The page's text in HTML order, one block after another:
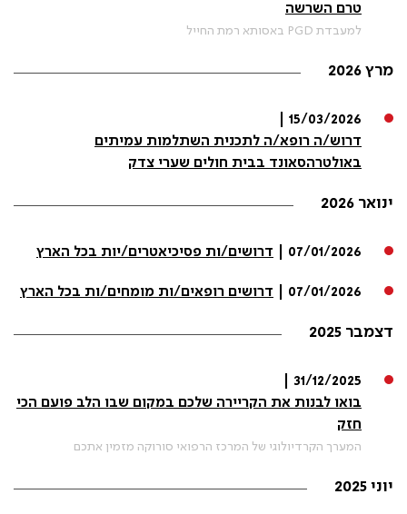
טרם השרשה
למעבדת PGD באסותא רמת החייל
מרץ 2026
15/03/2026 |
דרוש/ה רופא/ה לתכנית השתלמות עמיתים
באולטרהסאונד בבית חולים שערי צדק
ינואר 2026
07/01/2026 | דרושים/ות פסיכיאטרים/יות בכל הארץ
07/01/2026 | דרושים רופאים/ות מומחים/ות בכל הארץ
דצמבר 2025
31/12/2025 |
בואו לבנות את הקריירה שלכם במקום שבו הלב פועם הכי
חזק
המערך הקרדיולוגי של המרכז הרפואי סורוקה מזמין אתכם
יוני 2025